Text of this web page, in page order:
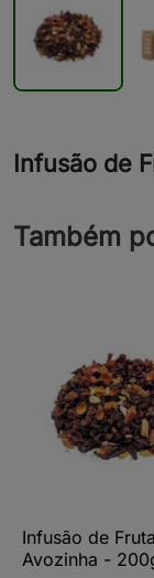
Infusão de
Também
Infusão de
Avozinha -